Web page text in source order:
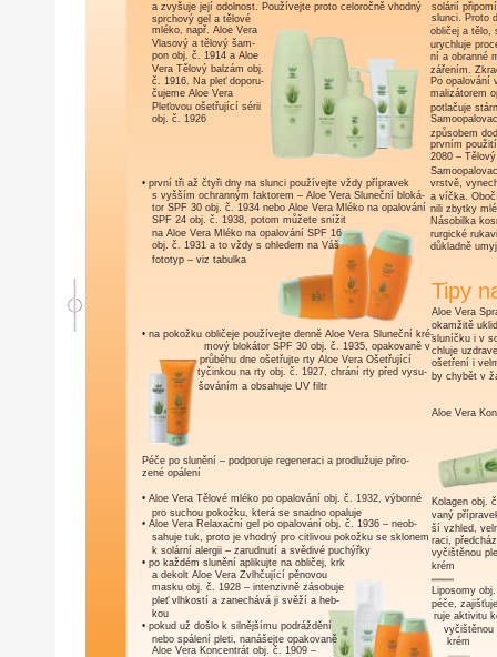
a zvyšuje její odolnost. Používejte proto celoročně vhodný
sprchový gel a tělové
mléko, např. Aloe Vera
Vlasový a tělový šam-
pon obj. č. 1914 a Aloe
Vera Tělový balzám obj.
č. 1916. Na pleť doporu-
čujeme Aloe Vera
Pleťovou ošetřující sérii
obj. č. 1926
• první tři až čtyři dny na slunci používejte vždy přípravek
s vyšším ochranným faktorem – Aloe Vera Sluneční bloká-
tor SPF 30 obj. č. 1934 nebo Aloe Vera Mléko na opalování
SPF 24 obj. č. 1938, potom můžete snížit
na Aloe Vera Mléko na opalování SPF 16
obj. č. 1931 a to vždy s ohledem na Váš
fototyp – viz tabulka
solárií
slunci. Proto
obličej a tělo,
urychluje
ní a obranné
zářením.
Po opalování
malizátorem
potlačuje
způsobem
prvním
2080 –
vrstvě,
a víčka.
nili zbytky
Násobilka
rurgické
důkladně
Tipy
• na pokožku obličeje používejte denně Aloe Vera Sluneční kré-
mový blokátor SPF 30 obj. č. 1935, opakovaně v
průběhu dne ošetřujte rty Aloe Vera Ošetřující
tyčinkou na rty obj. č. 1927, chrání rty před vysu-
šováním a obsahuje UV filtr
Aloe Vera
okamžitě
sluníčku i v
chluje
ošetření i
by chybět v
Péče po slunění – podporuje regeneraci a prodlužuje přiro-
zené opálení
Aloe Vera
• Aloe Vera Tělové mléko po opalování obj. č. 1932, výborné
pro suchou pokožku, která se snadno opaluje
• Aloe Vera Relaxační gel po opalování obj. č. 1936 – neob-
sahuje tuk, proto je vhodný pro citlivou pokožku se sklonem
k solární alergii – zarudnutí a svědivé puchýřky
• po každém slunění aplikujte na obličej, krk
a dekolt Aloe Vera Zvlhčující pěnovou
masku obj. č. 1928 – intenzivně zásobuje
pleť vlhkostí a zanechává ji svěží a heb-
kou
• pokud už došlo k silnějšímu podráždění
nebo spálení pleti, nanášejte opakovaně
Aloe Vera Koncentrát obj. č. 1909 –
Kolagen obj.
vaný
ší vzhled,
raci,
vyčištěnou
krém
Liposomy
péče,
ruje aktivitu
vyčištěnou
krém